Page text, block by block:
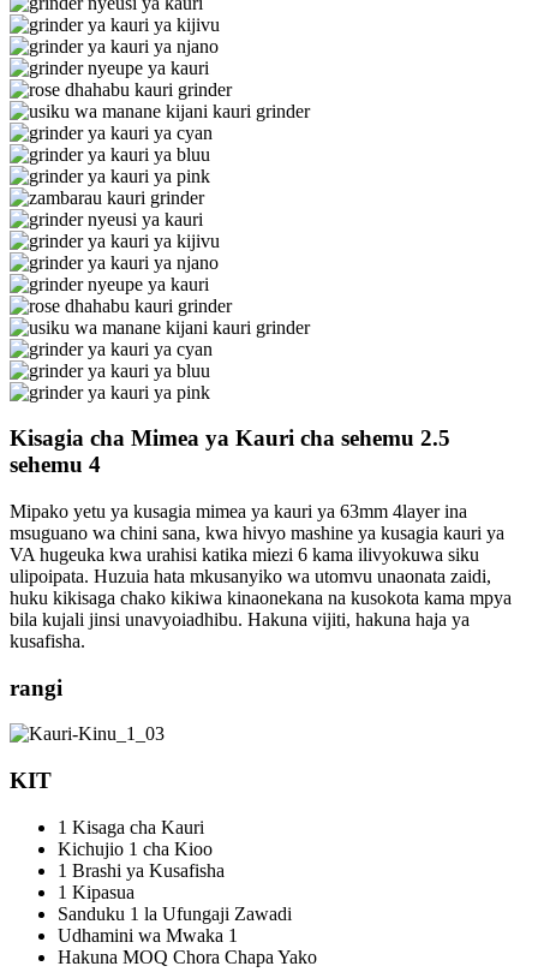
Kisagia cha Mimea ya Kauri cha sehemu 2.5
sehemu 4
Mipako yetu ya kusagia mimea ya kauri ya 63mm 4layer ina
msuguano wa chini sana, kwa hivyo mashine ya kusagia kauri ya
VA hugeuka kwa urahisi katika miezi 6 kama ilivyokuwa siku
ulipoipata. Huzuia hata mkusanyiko wa utomvu unaonata zaidi,
huku kikisaga chako kikiwa kinaonekana na kusokota kama mpya
bila kujali jinsi unavyoiadhibu. Hakuna vijiti, hakuna haja ya
kusafisha.
rangi
KIT
1 Kisaga cha Kauri
Kichujio 1 cha Kioo
1 Brashi ya Kusafisha
1 Kipasua
Sanduku 1 la Ufungaji Zawadi
Udhamini wa Mwaka 1
Hakuna MOQ Chora Chapa Yako